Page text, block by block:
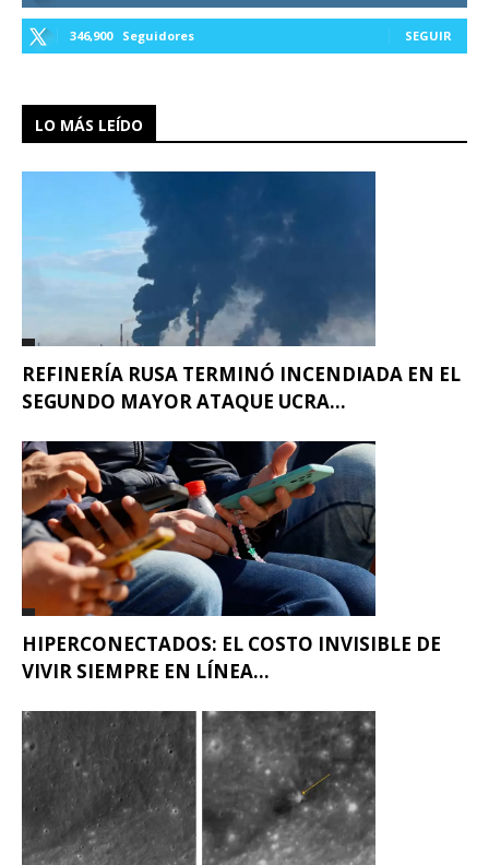
346,900 Seguidores SEGUIR
LO MÁS LEÍDO
REFINERÍA RUSA TERMINÓ INCENDIADA EN EL
SEGUNDO MAYOR ATAQUE UCRA...
HIPERCONECTADOS: EL COSTO INVISIBLE DE
VIVIR SIEMPRE EN LÍNEA...